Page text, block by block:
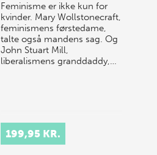
Feminisme er ikke kun for
kvinder. Mary Wollstonecraft,
feminismens førstedame,
talte også mandens sag. Og
John Stuart Mill,
liberalismens granddaddy,…
199,95 KR.